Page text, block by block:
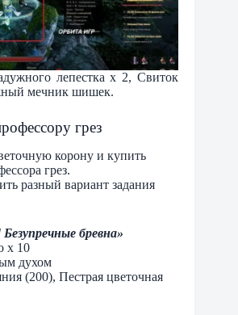
лепестка х 2, Свиток
мечник шишек.
грез
корону и купить
грез.
разный вариант задания
бревна»
х 10
духом
(200), Пестрая цветочная